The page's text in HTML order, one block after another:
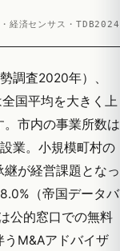
経済センサス・TDB2024
調査2020年）、
国平均を大きく上
市内の事業所数は
業。小規模町村の
が経営課題となっ
（帝国データバ
公的窓口での無料
M&Aアドバイザ